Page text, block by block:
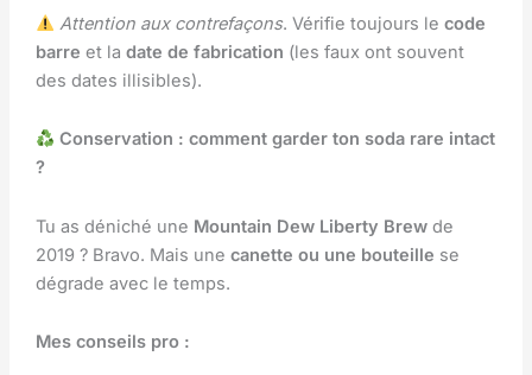
Attention aux contrefaçons. Vérifie toujours lecode
barre et la date de fabrication (les faux ont souvent
des dates illisibles).
Conservation : comment garder ton soda rare intact
?
Tu as déniché une Mountain Dew Liberty Brewde
2019 ? Bravo. Mais une canette ou une bouteille se
dégrade avec le temps.
Mes conseils pro :